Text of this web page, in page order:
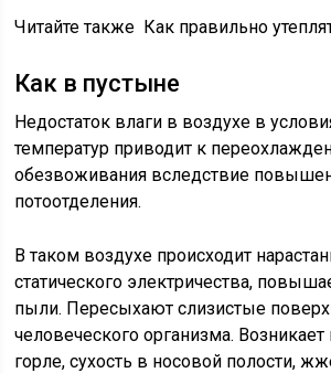
Читайте также Как правильно
Как в пустыне
Недостаток влаги в воздухе в
температур приводит к
обезвоживания вследствие
потоотделения.
В таком воздухе происходит
статического электричества,
пыли. Пересыхают слизистые
человеческого организма.
горле, сухость в носовой полости,